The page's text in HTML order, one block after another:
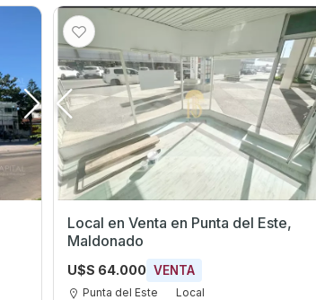
Local en Venta en Punta del Este,
Maldonado
U$S 64.000 VENTA
Punta del Este Local